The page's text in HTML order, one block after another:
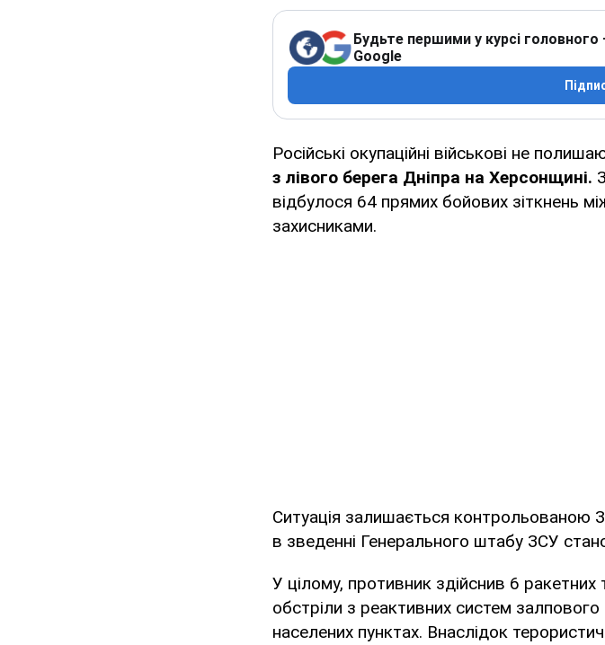
Будьте першими у курсі
Google
Російські окупаційні військові не
з лівого берега Дніпра на Херсонщині.
відбулося 64 прямих бойових зіткнень
захисниками.
Ситуація залишається контрольованою
в зведенні Генерального штабу ЗСУ
У цілому, противник здійснив 6 ракетних
обстріли з реактивних систем
населених пунктах. Внаслідок